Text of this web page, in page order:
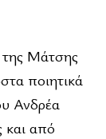
της Μάτσης
ποιητικά
Ανδρέα
και από